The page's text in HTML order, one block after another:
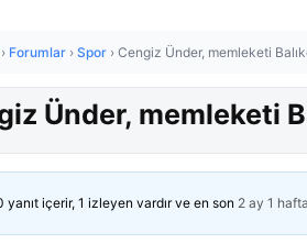
› Forumlar › Spor › Cengiz Ünder, memleketi
Ünder, memleketi
yanıt içerir, 1 izleyen vardır ve en son 2 ay 1